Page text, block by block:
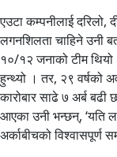
एउटा कम्पनीलाई दरिलो,
लगनशिलता चाहिने उनी
१०/१२ जनाको टीम थियो
हुन्थ्यो । तर, २९ वर्षको
कारोबार साढे ७ अर्ब
आएका उनी भन्छन्, ‘यति
अर्काबीचको विश्वासपूर्ण